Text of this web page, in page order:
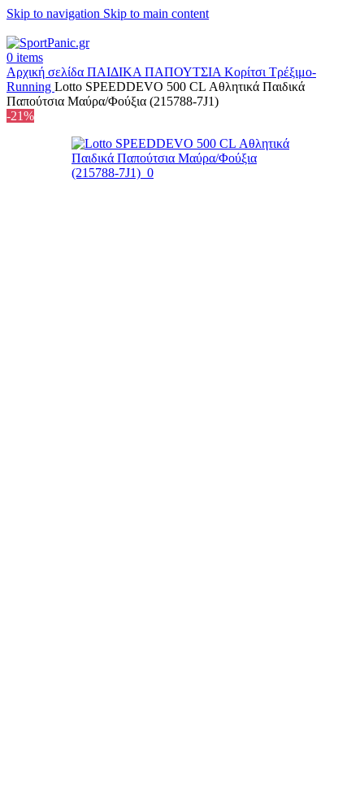
Skip to navigation Skip to main content
0 items
Αρχική σελίδα ΠΑΙΔΙΚΑ ΠΑΠΟΥΤΣΙΑ Κορίτσι Τρέξιμο-
Running Lotto SPEEDDEVO 500 CL Αθλητικά Παιδικά
Παπούτσια Μαύρα/Φούξια (215788-7J1)
-21%